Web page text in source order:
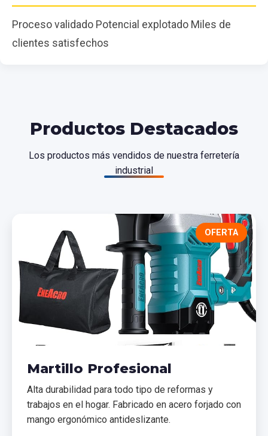
Proceso validado Potencial explotado Miles de
clientes satisfechos
Productos Destacados
Los productos más vendidos de nuestra ferretería
industrial
OFERTA
Martillo Profesional
Alta durabilidad para todo tipo de reformas y
trabajos en el hogar. Fabricado en acero forjado con
mango ergonómico antideslizante.